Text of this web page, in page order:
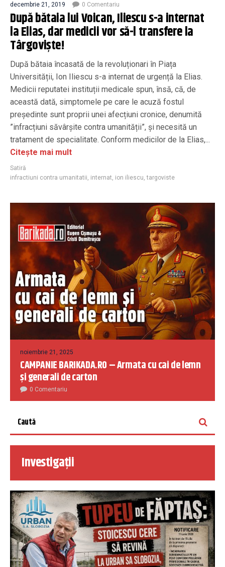
decembrie 21, 2019 0 Comentariu
După bătaia lui Voican, Iliescu s-a internat
la Elias, dar medicii vor să-l transfere la
Târgoviște!
După bătaia încasată de la revoluționari în Piața
Universității, Ion Iliescu s-a internat de urgență la Elias.
Medicii reputatei instituții medicale spun, însă, că, de
această dată, simptomele pe care le acuză fostul
președinte sunt proprii unei afecțiuni cronice, denumită
”infracțiuni săvârșite contra umanității”, și necesită un
tratament de specialitate. Conform medicilor de la Elias,...
Citește mai mult
Satiră
infractiuni contra umanitatii, internat, ion iliescu,targoviste
noiembrie 21, 2025
CAMPANIE BARIKADA.RO – Armata cu cai de lemn
și generali de carton
0 Comentariu
Investigații